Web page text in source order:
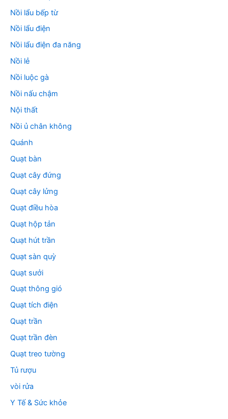
Nồi lẩu bếp từ
Nồi lẩu điện
Nồi lẩu điện đa năng
Nồi lẻ
Nồi luộc gà
Nồi nấu chậm
Nội thất
Nồi ủ chân không
Quánh
Quạt bàn
Quạt cây đứng
Quạt cây lửng
Quạt điều hòa
Quạt hộp tản
Quạt hút trần
Quạt sàn quỳ
Quạt sưởi
Quạt thông gió
Quạt tích điện
Quạt trần
Quạt trần đèn
Quạt treo tường
Tủ rượu
vòi rửa
Y Tế & Sức khỏe